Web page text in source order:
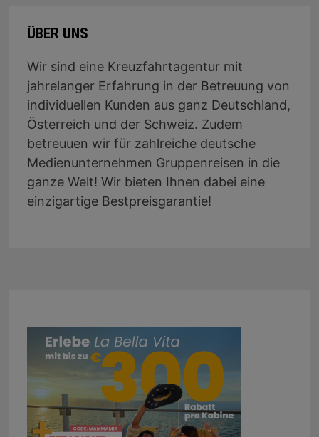
ÜBER UNS
Wir sind eine Kreuzfahrtagentur mit
jahrelanger Erfahrung in der Betreuung von
individuellen Kunden aus ganz Deutschland,
Österreich und der Schweiz. Zudem
betreuuen wir für zahlreiche deutsche
Medienunternehmen Gruppenreisen in die
ganze Welt! Wir bieten Ihnen dabei eine
einzigartige Bestpreisgarantie!